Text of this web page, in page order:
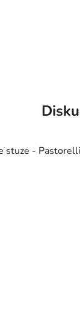
stuze - Pastorelli